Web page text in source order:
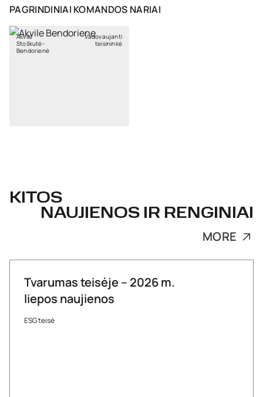
PAGRINDINIAI KOMANDOS NARIAI
Akvilė
Stoškutė-
Bendorienė
Vadovaujanti
teisininkė
KITOS
NAUJIENOS IR RENGINIAI
MORE
Tvarumas teisėje – 2026 m.
liepos naujienos
ESG teisė